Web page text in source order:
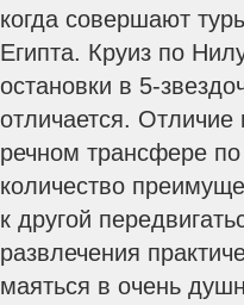
когда совершают
Египта. Круиз по
остановки в 5-
отличается.
речном трансфере
количество
к другой
развлечения
маяться в очень